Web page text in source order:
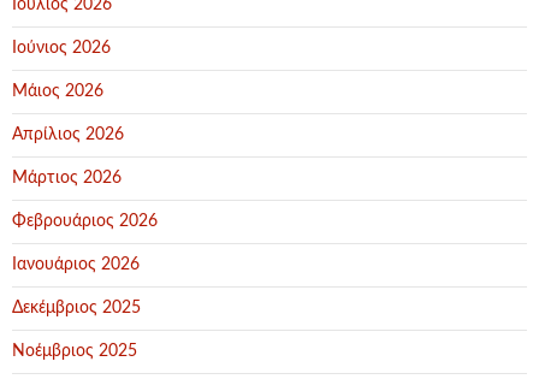
Ιούλιος 2026
Ιούνιος 2026
Μάιος 2026
Απρίλιος 2026
Μάρτιος 2026
Φεβρουάριος 2026
Ιανουάριος 2026
Δεκέμβριος 2025
Νοέμβριος 2025